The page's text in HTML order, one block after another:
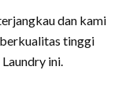
dan kami
tinggi
ini.